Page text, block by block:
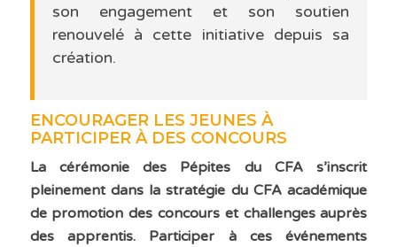
son engagement et son soutien
renouvelé à cette initiative depuis sa
création.
ENCOURAGER LES JEUNES À
PARTICIPER À DES CONCOURS
La cérémonie des Pépites du CFA s’inscrit
pleinement dans la stratégie du CFA académique
de promotion des concours et challenges auprès
des apprentis. Participer à ces événements